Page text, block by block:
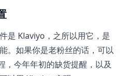
是 Klaviyo，之所以用它，是
。如果你是老粉丝的话，可以
，今年年初的缺货提醒，以及